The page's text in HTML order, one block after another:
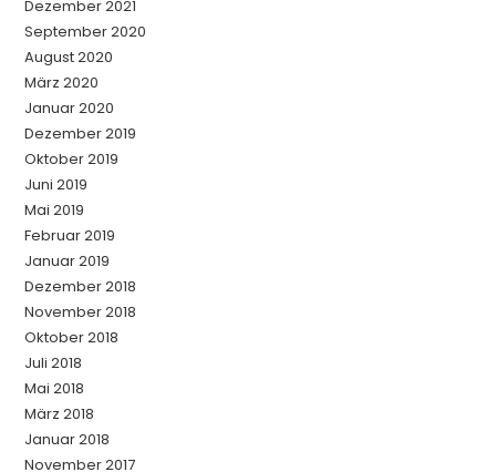
Dezember 2021
September 2020
August 2020
März 2020
Januar 2020
Dezember 2019
Oktober 2019
Juni 2019
Mai 2019
Februar 2019
Januar 2019
Dezember 2018
November 2018
Oktober 2018
Juli 2018
Mai 2018
März 2018
Januar 2018
November 2017